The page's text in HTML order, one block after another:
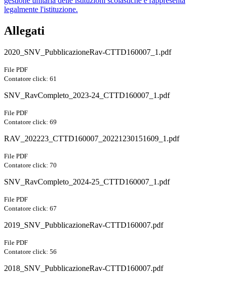
legalmente l'istituzione.
Allegati
2020_SNV_PubblicazioneRav-CTTD160007_1.pdf
File PDF
Contatore click: 61
SNV_RavCompleto_2023-24_CTTD160007_1.pdf
File PDF
Contatore click: 69
RAV_202223_CTTD160007_20221230151609_1.pdf
File PDF
Contatore click: 70
SNV_RavCompleto_2024-25_CTTD160007_1.pdf
File PDF
Contatore click: 67
2019_SNV_PubblicazioneRav-CTTD160007.pdf
File PDF
Contatore click: 56
2018_SNV_PubblicazioneRav-CTTD160007.pdf